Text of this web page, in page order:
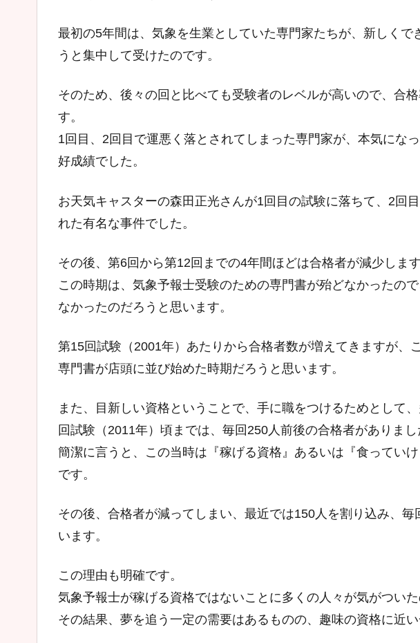
最初の5年間は、気象を生業としていた専門家たちが、新しくで
うと集中して受けたのです。
そのため、後々の回と比べても受験者のレベルが高いので、合
す。
1回目、2回目で運悪く落とされてしまった専門家が、本気にな
好成績でした。
お天気キャスターの森田正光さんが1回目の試験に落ちて、2回
れた有名な事件でした。
その後、第6回から第12回までの4年間ほどは合格者が減少します
この時期は、気象予報士受験のための専門書が殆どなかったの
なかったのだろうと思います。
第15回試験（2001年）あたりから合格者数が増えてきますが、
専門書が店頭に並び始めた時期だろうと思います。
また、目新しい資格ということで、手に職をつけるためとして
回試験（2011年）頃までは、毎回250人前後の合格者がありまし
簡潔に言うと、この当時は『稼げる資格』あるいは『食ってい
です。
その後、合格者が減ってしまい、最近では150人を割り込み、
います。
この理由も明確です。
気象予報士が稼げる資格ではないことに多くの人々が気がついた
その結果、夢を追う一定の需要はあるものの、趣味の資格に近い